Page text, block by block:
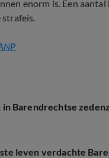
enorm is. Een
strafeis.
Barendrechtse
leven verdachte